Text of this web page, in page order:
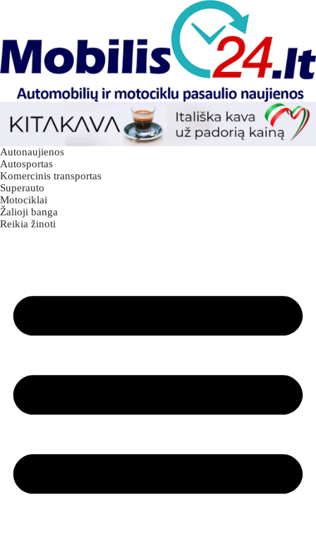
Autonaujienos
Autosportas
Komercinis transportas
Superauto
Motociklai
Žalioji banga
Reikia žinoti